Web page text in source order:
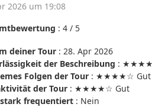
2026 um 19:08
: 4/ 5
deiner Tour: 28. Apr 2026
der Beschreibung :
Folgen der Tour: ★★★★☆ Gut
der Tour: ★★★★☆ Gut
frequentiert: Nein